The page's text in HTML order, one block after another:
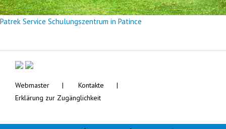
Patrek Service Schulungszentrum in Patince
Webmaster
Kontakte
Erklärung zur Zugänglichkeit